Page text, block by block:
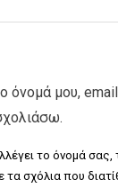
όνομά μου,
το όνομά σας,
σχόλια που